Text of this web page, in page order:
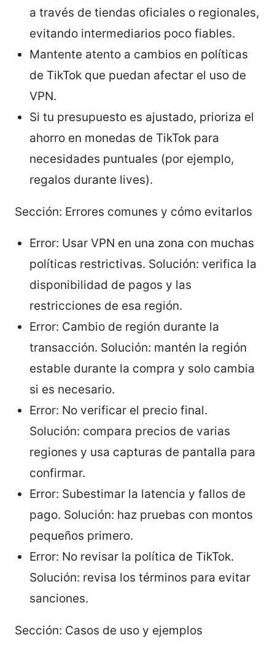
a través de tiendas oficiales o regionales,
evitando intermediarios poco fiables.
Mantente atento a cambios en políticas
de TikTok que puedan afectar el uso de
VPN.
Si tu presupuesto es ajustado, prioriza el
ahorro en monedas de TikTok para
necesidades puntuales (por ejemplo,
regalos durante lives).
Sección: Errores comunes y cómo evitarlos
Error: Usar VPN en una zona con muchas
políticas restrictivas. Solución: verifica la
disponibilidad de pagos y las
restricciones de esa región.
Error: Cambio de región durante la
transacción. Solución: mantén la región
estable durante la compra y solo cambia
si es necesario.
Error: No verificar el precio final.
Solución: compara precios de varias
regiones y usa capturas de pantalla para
confirmar.
Error: Subestimar la latencia y fallos de
pago. Solución: haz pruebas con montos
pequeños primero.
Error: No revisar la política de TikTok.
Solución: revisa los términos para evitar
sanciones.
Sección: Casos de uso y ejemplos